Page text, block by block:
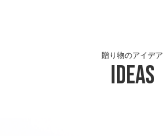
Ideas
贈り物のアイデア